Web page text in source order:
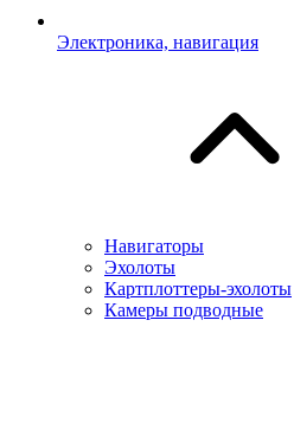
Электроника, навигация
Навигаторы
Эхолоты
Картплоттеры-эхолоты
Камеры подводные